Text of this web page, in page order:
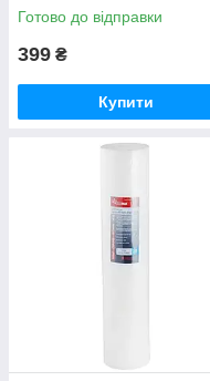
Готово до відправки
399 ₴
Купити